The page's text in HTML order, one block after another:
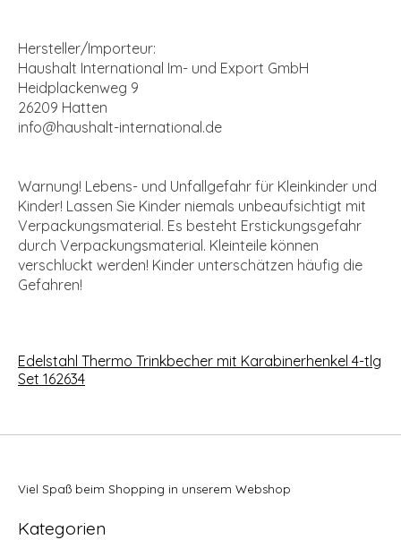
Hersteller/Importeur:
Haushalt International Im- und Export GmbH
Heidplackenweg 9
26209 Hatten
info@haushalt-international.de
Warnung! Lebens- und Unfallgefahr für Kleinkinder und
Kinder! Lassen Sie Kinder niemals unbeaufsichtigt mit
Verpackungsmaterial. Es besteht Erstickungsgefahr
durch Verpackungsmaterial. Kleinteile können
verschluckt werden! Kinder unterschätzen häufig die
Gefahren!
Edelstahl Thermo Trinkbecher mit Karabinerhenkel 4-tlg
Set 162634
Viel Spaß beim Shopping in unserem Webshop
Kategorien